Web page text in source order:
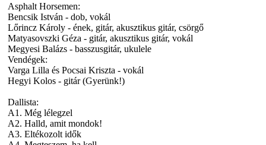
Asphalt Horsemen:
Bencsik István - dob, vokál
Lőrincz Károly - ének, gitár, akusztikus gitár, csörgő
Matyasovszki Géza - gitár, akusztikus gitár, vokál
Megyesi Balázs - basszusgitár, ukulele
Vendégek:
Varga Lilla és Pocsai Kriszta - vokál
Hegyi Kolos - gitár (Gyerünk!)
Dallista:
A1. Még lélegzel
A2. Halld, amit mondok!
A3. Eltékozolt idők